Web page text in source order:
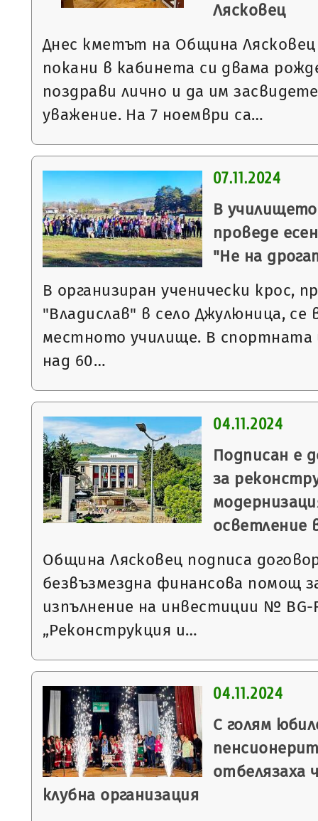
Лясковец
Днес кметът на Община
покани в кабинета си двама
поздрави лично и да им
уважение. На 7 ноември са…
07.11.2024
В
проведе
"Не на
В организиран ученически крос,
"Владислав" в село Джулюница,
местното училище. В спортната
над 60…
04.11.2024
Подписан е
за
осветление
Община Лясковец подписа договор
безвъзмездна финансова помощ
изпълнение на инвестиции № BG-
„Реконструкция и…
04.11.2024
С голям
отбелязаха
клубна организация